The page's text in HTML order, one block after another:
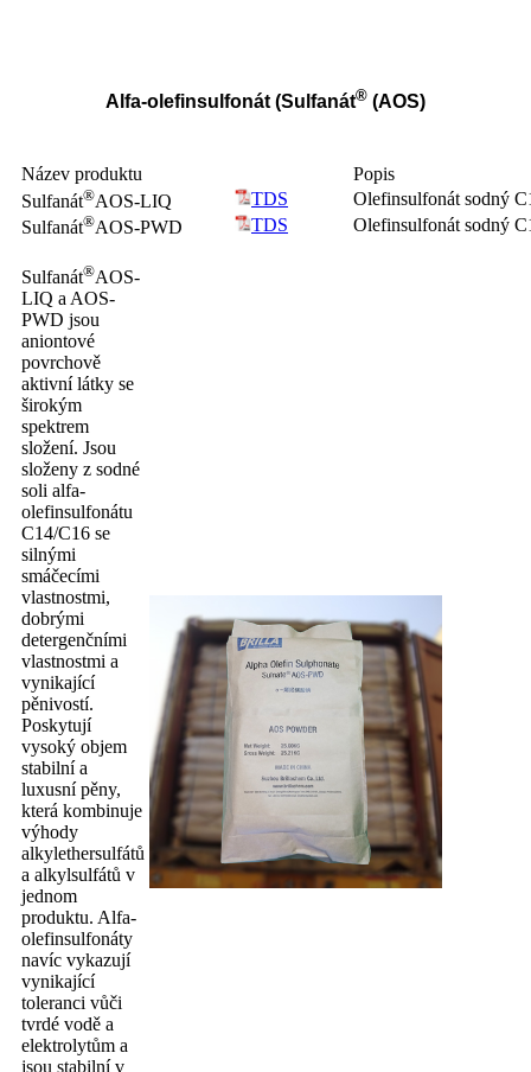
Alfa-olefinsulfonát (Sulfanát® (AOS)
Název produktu
Popis
Sulfanát®AOS-LIQ TDS
Olefinsulfonát sodný
Sulfanát®AOS-PWD TDS Olefinsulfonát sodný
Sulfanát®AOS-
LIQ a AOS-
PWD jsou
aniontové
povrchově
aktivní látky se
širokým
spektrem
složení. Jsou
složeny z sodné
soli alfa-
olefinsulfonátu
C14/C16 se
silnými
smáčecími
vlastnostmi,
dobrými
detergenčními
vlastnostmi a
vynikající
pěnivostí.
Poskytují
vysoký objem
stabilní a
luxusní pěny,
která kombinuje
výhody
alkylethersulfátů
a alkylsulfátů v
jednom
produktu. Alfa-
olefinsulfonáty
navíc vykazují
vynikající
toleranci vůči
tvrdé vodě a
elektrolytům a
jsou stabilní v